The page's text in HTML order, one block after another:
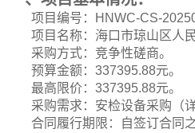
项目编号：
HNWC-CS-
项目名称： 海口市琼山区人
采购方式：竞争性磋商。
预算金额： 337395.88元。
最高限价： 337395.88元。
采购需求： 安检设备采购 （
合同履行期限：
自签订合同